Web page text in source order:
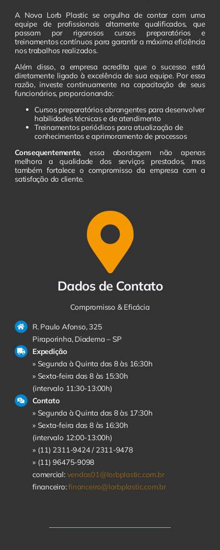
A Nova Lorb Plastic se orgulha de contar com uma
equipe de profissionais altamente qualificados, que
passam por rigorosos cursos preparatórios e
treinamentos contínuos para garantir a máxima eficiência
nos trabalhos realizados.
Além disso, a empresa acredita que o sucesso está
diretamente ligado à excelência de sua equipe. Por essa
razão, investe continuamente na capacitação de seus
funcionários, proporcionando:
Cursos preparatórios abrangentes para desenvolver
habilidades técnicas e de atendimento
Treinamentos periódicos para atualização de
conhecimentos e aprimoramento de processos
Consequentemente, essa abordagem não apenas
melhora a qualidade dos serviços prestados, mas
também fortalece o compromisso da empresa com a
satisfação do cliente.
Dados de Contato
Compromisso & Eficácia
R. Paulo Afonso, 325
Piraporinha, Diadema – SP
Expedição
» Segunda à Quinta das 8 às 16:30h
» Sexta-feira das 8 às 15:30h
(intervalo 11:30-13:00h)
Contato
» Segunda à Quinta das 8 às 17:30h
» Sexta-feira das 8 às 16:30h
(intervalo 12:00-13:00h)
» (11) 2311-9424 / 2311-9478
» (11) 96475-9098
comercial: vendas01@lorbplastic.com.br
financeiro:financeiro@lorbplastic.com.br